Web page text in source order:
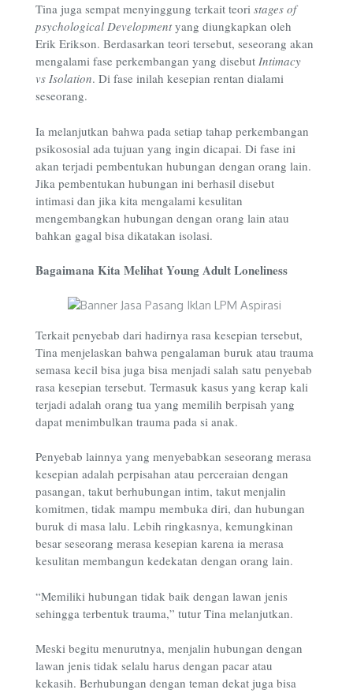
Tina juga sempat menyinggung terkait teori stages of
psychological Developmentyang diungkapkan oleh
Erik Erikson. Berdasarkan teori tersebut, seseorang akan
mengalami fase perkembangan yang disebut Intimacy
vs Isolation. Di fase inilah kesepian rentan dialami
seseorang.
Ia melanjutkan bahwa pada setiap tahap perkembangan
psikososial ada tujuan yang ingin dicapai. Di fase ini
akan terjadi pembentukan hubungan dengan orang lain.
Jika pembentukan hubungan ini berhasil disebut
intimasi dan jika kita mengalami kesulitan
mengembangkan hubungan dengan orang lain atau
bahkan gagal bisa dikatakan isolasi.
Bagaimana Kita Melihat Young Adult Loneliness
Terkait penyebab dari hadirnya rasa kesepian tersebut,
Tina menjelaskan bahwa pengalaman buruk atau trauma
semasa kecil bisa juga bisa menjadi salah satu penyebab
rasa kesepian tersebut. Termasuk kasus yang kerap kali
terjadi adalah orang tua yang memilih berpisah yang
dapat menimbulkan trauma pada si anak.
Penyebab lainnya yang menyebabkan seseorang merasa
kesepian adalah perpisahan atau perceraian dengan
pasangan, takut berhubungan intim, takut menjalin
komitmen, tidak mampu membuka diri, dan hubungan
buruk di masa lalu. Lebih ringkasnya, kemungkinan
besar seseorang merasa kesepian karena ia merasa
kesulitan membangun kedekatan dengan orang lain.
“Memiliki hubungan tidak baik dengan lawan jenis
sehingga terbentuk trauma,” tutur Tina melanjutkan.
Meski begitu menurutnya, menjalin hubungan dengan
lawan jenis tidak selalu harus dengan pacar atau
kekasih. Berhubungan dengan teman dekat juga bisa